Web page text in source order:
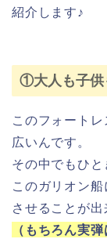
紹介します♪
①大人も子供
このフォート
広いんです。
その中でもひ
このガリオン
させることが出
（もちろん実